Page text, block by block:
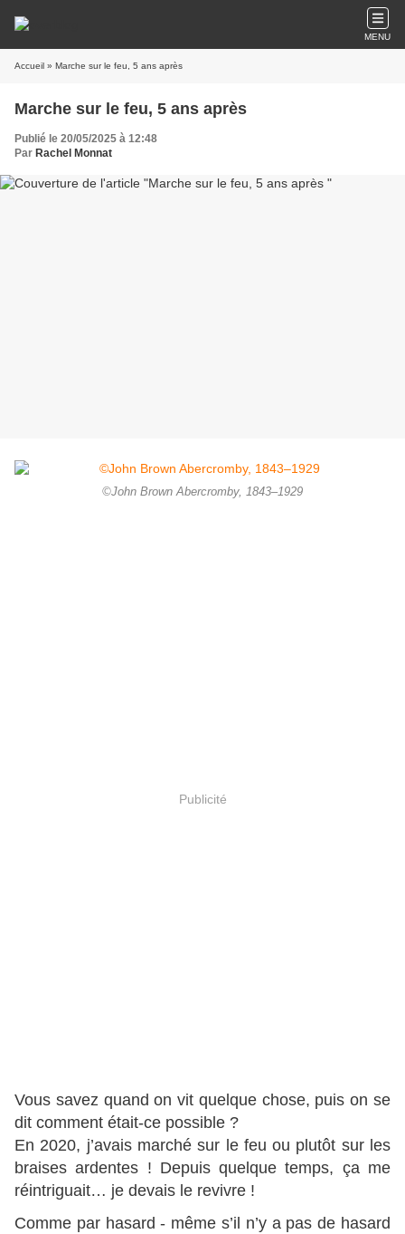
MENU
Accueil » Marche sur le feu, 5 ans après
Marche sur le feu, 5 ans après
Publié le 20/05/2025 à 12:48
Par Rachel Monnat
©John Brown Abercromby, 1843–1929
Publicité
Vous savez quand on vit quelque chose, puis on se
dit comment était-ce possible ?
En 2020, j’avais marché sur le feu ou plutôt sur les
braises ardentes ! Depuis quelque temps, ça me
réintriguait… je devais le revivre !
Comme par hasard - même s’il n’y a pas de hasard